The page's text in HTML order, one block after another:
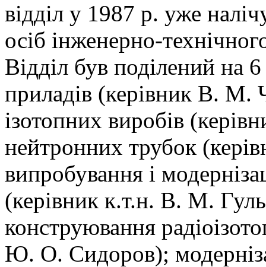
відділ у 1987 р. уже
осіб інженерно-
Відділ був поділений на
приладів (керівник В. М.
ізотопних виробів
нейтронних трубок
випробування і
(керівник к.т.н. В. М.
конструювання
Ю. О. Сидоров);